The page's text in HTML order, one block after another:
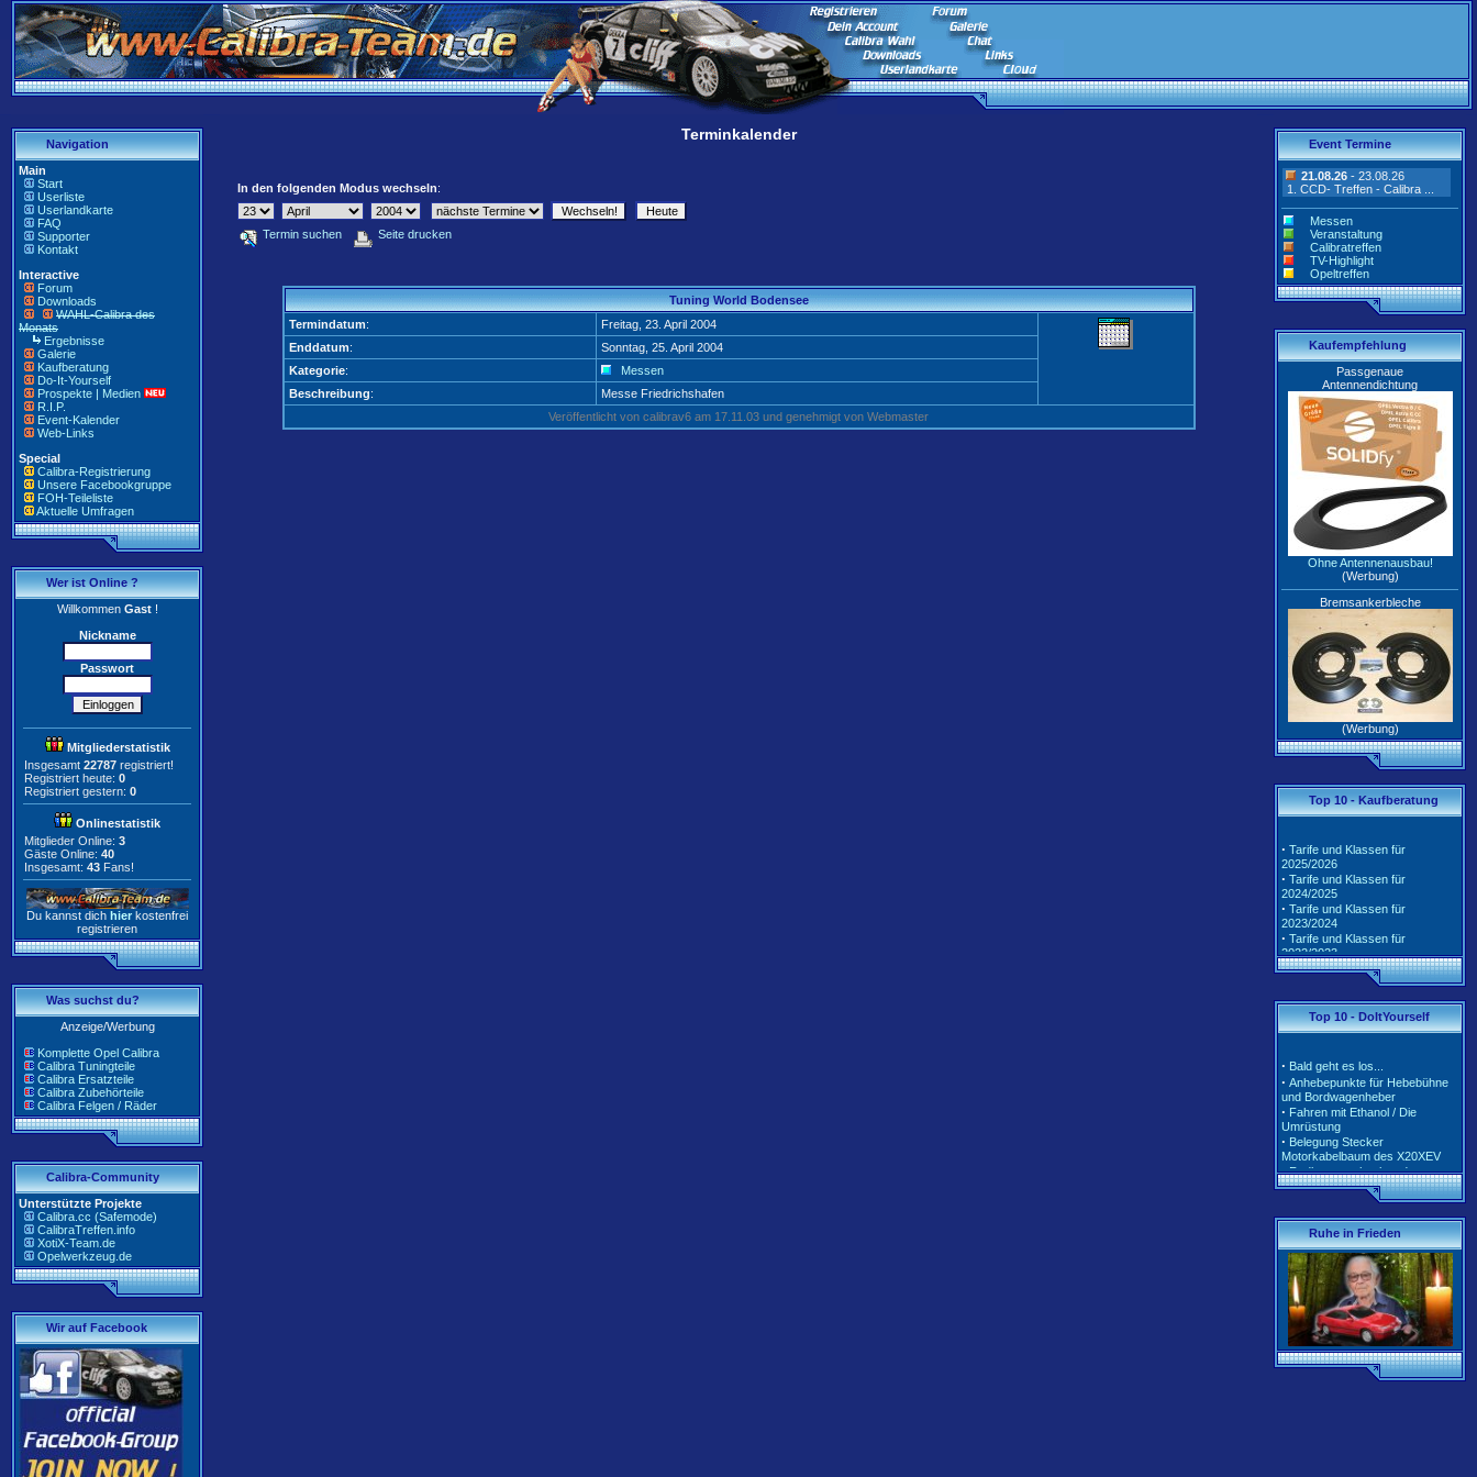
Navigation
Main
Start
Userliste
Userlandkarte
FAQ
Supporter
Kontakt
Interactive
Forum
Downloads
WAHL-Calibra des
Monats
Ergebnisse
Galerie
Kaufberatung
Do-It-Yourself
Prospekte | Medien
R.I.P.
Event-Kalender
Web-Links
Special
Calibra-Registrierung
Unsere Facebookgruppe
FOH-Teileliste
Aktuelle Umfragen
Wer ist Online ?
WillkommenGast!
Nickname
Passwort
Mitgliederstatistik
Insgesamt 22787 registriert!
Registriert heute: 0
Registriert gestern: 0
Onlinestatistik
Mitglieder Online: 3
Gäste Online: 40
Insgesamt: 43 Fans!
Du kannst dich hier kostenfrei
registrieren
Was suchst du?
Anzeige/Werbung
Komplette Opel Calibra
Calibra Tuningteile
Calibra Ersatzteile
Calibra Zubehörteile
Calibra Felgen / Räder
Calibra-Community
Unterstützte Projekte
Calibra.cc (Safemode)
CalibraTreffen.info
XotiX-Team.de
Opelwerkzeug.de
Wir auf Facebook
Terminkalender
In den folgenden Modus wechseln:
Termin suchen Seite drucken
Tuning World Bodensee
Termindatum:
Freitag, 23. April 2004
Enddatum:
Sonntag, 25. April 2004
Kategorie:
Messen
Beschreibung:
Messe Friedrichshafen
Veröffentlicht von calibrav6 am 17.11.03 und genehmigt von Webmaster
Event Termine
21.08.26 - 23.08.26
1. CCD- Treffen - Calibra ...
Messen
Veranstaltung
Calibratreffen
TV-Highlight
Opeltreffen
Kaufempfehlung
Passgenaue
Antennendichtung
Ohne Antennenausbau!
(Werbung)
Bremsankerbleche
(Werbung)
Top 10 - Kaufberatung
2025/2026
· Tarife und Klassen für
2024/2025
· Tarife und Klassen für
2023/2024
· Tarife und Klassen für
2022/2023
· Tarife und Klassen für
2021/2022
· Tarife und Klassen für
2020/2021
· Tarife und Klassen für
· Tarife und Klassen für
2017/2018
· Unterschiedliche Software der
Motorsteuerung inkl. Teile-Nr.
Top 10 - DoItYourself
· Anhebepunkte für Hebebühne
und Bordwagenheber
· Fahren mit Ethanol / Die
Umrüstung
· Belegung Stecker
Motorkabelbaum des X20XEV
· Radlagerwechsel an der
Calibra 4x4 - Hinterachse
· Gerissene Krümmer beim
X20XEV- Ursache und Abhilfe
· Klimaanlage - So wird richtig
befüllt
· Anleitung zum Ausbau der
Pendelstütze (Querlenker/Stabi-
Bereich)
Anleitung zum Umbau des
Lenkrads auf das Corsa-B-
Facelift Modell
Anleitung zur Beleuchtung des
Schiebedachschalters mit LED
Ruhe in Frieden